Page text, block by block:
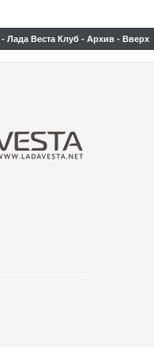
- Лада Веста Клуб - Архив - Вверх